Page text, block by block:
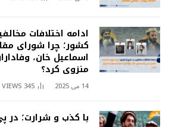
ادامه اختلافات
کشور؛ چرا شورای
اسماعیل خان،
منزوی کرد؟
14 می 2025 345
VIEWS
با کذب و شرارت؛ در